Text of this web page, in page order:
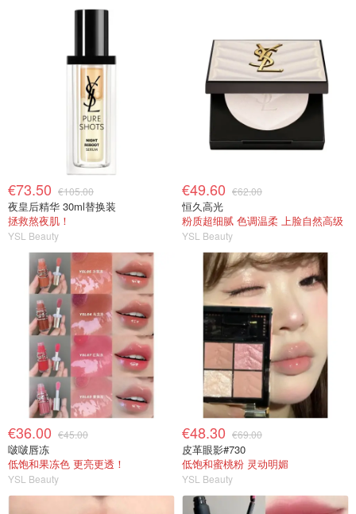
€73.50 €105.00
夜皇后精华 30ml替换装
拯救熬夜肌！
YSL Beauty
€49.60 €62.00
恒久高光
粉质超细腻 色调温柔 上脸自然高级
YSL Beauty
€36.00 €45.00
啵啵唇冻
低饱和果冻色 更亮更透！
YSL Beauty
€48.30 €69.00
皮革眼影#730
低饱和蜜桃粉 灵动明媚
YSL Beauty